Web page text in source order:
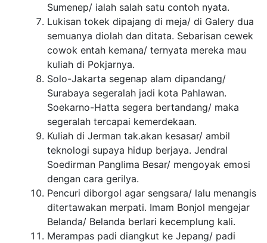
Sumenep/ ialah salah satu contoh nyata.
Lukisan tokek dipajang di meja/ di Galery dua
semuanya diolah dan ditata. Sebarisan cewek
cowok entah kemana/ ternyata mereka mau
kuliah di Pokjarnya.
Solo-Jakarta segenap alam dipandang/
Surabaya segeralah jadi kota Pahlawan.
Soekarno-Hatta segera bertandang/ maka
segeralah tercapai kemerdekaan.
Kuliah di Jerman tak.akan kesasar/ ambil
teknologi supaya hidup berjaya. Jendral
Soedirman Panglima Besar/ mengoyak emosi
dengan cara gerilya.
Pencuri diborgol agar sengsara/ lalu menangis
ditertawakan merpati. Imam Bonjol mengejar
Belanda/ Belanda berlari kecemplung kali.
Merampas padi diangkut ke Jepang/ padi